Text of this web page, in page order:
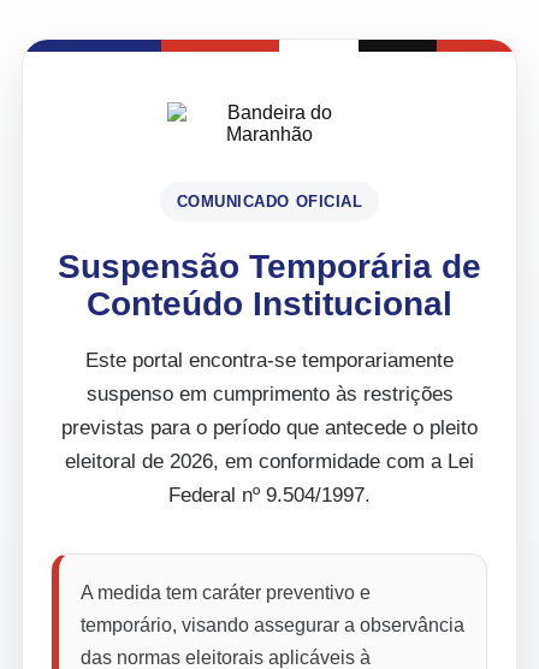
COMUNICADO OFICIAL
Suspensão Temporária de
Conteúdo Institucional
Este portal encontra-se temporariamente
suspenso em cumprimento às restrições
previstas para o período que antecede o pleito
eleitoral de 2026, em conformidade com a Lei
Federal nº 9.504/1997.
A medida tem caráter preventivo e
temporário, visando assegurar a observância
das normas eleitorais aplicáveis à